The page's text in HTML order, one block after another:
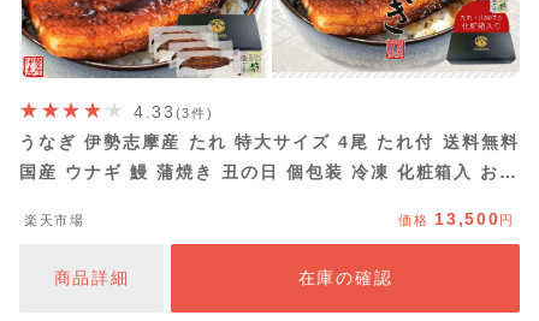
4.33 (3件)
うなぎ 伊勢志摩産 たれ 特大サイズ 4尾 たれ付 送料無料
国産 ウナギ 鰻 蒲焼き 丑の日 個包装 冷凍 化粧箱入 お中
楽天市場 価格 13,500 円
商品詳細 在庫の確認